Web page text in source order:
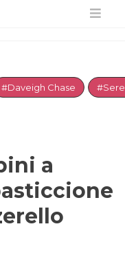
#Daveigh Chase
a